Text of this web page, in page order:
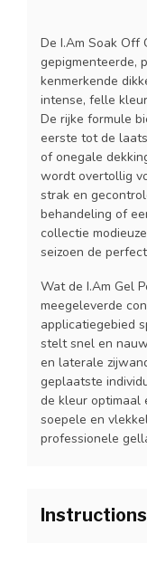
De I.Am Soak Off
gepigmenteerde,
kenmerkende
intense, felle
De rijke formule
eerste tot de
of onegale
wordt overtollig
strak en
behandeling of
collectie
seizoen de
Wat de I.Am Gel
meegeleverde
applicatiegebied
stelt snel en
en laterale
geplaatste
de kleur optimaal
soepele en
professionele
Instructions